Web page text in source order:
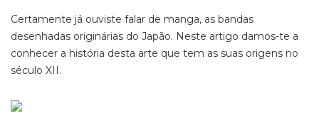
Certamente já ouviste falar de manga, as bandas
desenhadas originárias do Japão. Neste artigo damos-te a
conhecer a história desta arte que tem as suas origens no
século XII.